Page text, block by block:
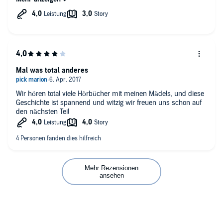
Wir hören total viele Hörbücher mit meinen Mädels, und diese
Geschichte ist spannend und witzig wir freuen uns schon auf
den nächsten Teil
Mal was total anderes
Mehr Rezensionen
ansehen